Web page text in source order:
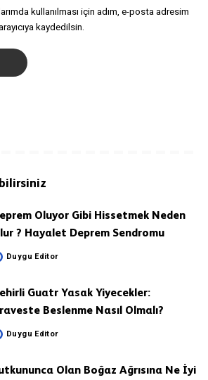
kullanılması için adım, e-posta adresim
kaydedilsin.
Oluyor Gibi Hissetmek Neden
? Hayalet Deprem Sendromu
Duygu Editor
Guatr Yasak Yiyecekler:
Beslenme Nasıl Olmalı?
Duygu Editor
Olan Boğaz Ağrısına Ne İyi